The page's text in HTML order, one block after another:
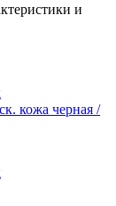
и
кожа черная /